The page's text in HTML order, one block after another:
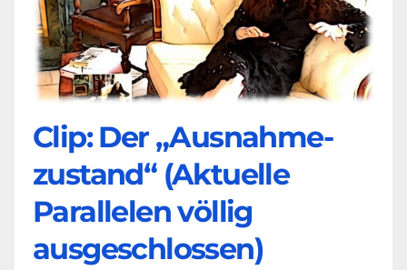
Clip: Der „Ausnahme-
zustand“ (Aktuelle
Parallelen völlig
ausgeschlossen)